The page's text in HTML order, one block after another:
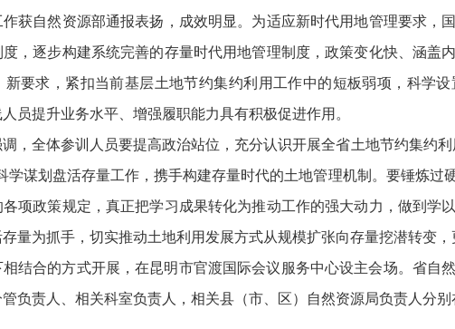
获自然资源部通报表扬，成效明显。为适应新时代用地管理要求，
，逐步构建系统完善的存量时代用地管理制度，政策变化快、涵盖
新要求，紧扣当前基层土地节约集约利用工作中的短板弱项，科学
员提升业务水平、增强履职能力具有积极促进作用。
，全体参训人员要提高政治站位，充分认识开展全省土地节约集约
学谋划盘活存量工作，携手构建存量时代的土地管理机制。要锤炼过
项政策规定，真正把学习成果转化为推动工作的强大动力，做到学
量为抓手，切实推动土地利用发展方式从规模扩张向存量挖潜转变
结合的方式开展，在昆明市官渡国际会议服务中心设主会场。省自
负责人、相关科室负责人，相关县（市、区）自然资源局负责人分别